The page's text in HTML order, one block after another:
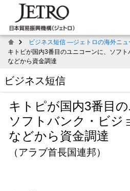
ビジネス短信 ―ジェトロの海外ニュ
キトピが国内3番目のユニコーンに、ソフ
などから資金調達
ビジネス短信
キトピが国内3番目の
ソフトバンク・ビジ
などから資金調達
（アラブ首長国連邦）